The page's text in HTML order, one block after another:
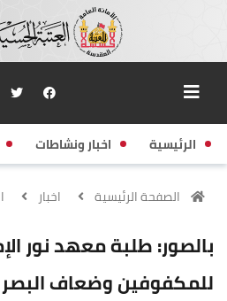
الرئيسية اخبار ونشاطات
الصفحة الرئيسية اخبار
بالصور: طلبة معهد نور
للمكفوفين وضعاف البصر